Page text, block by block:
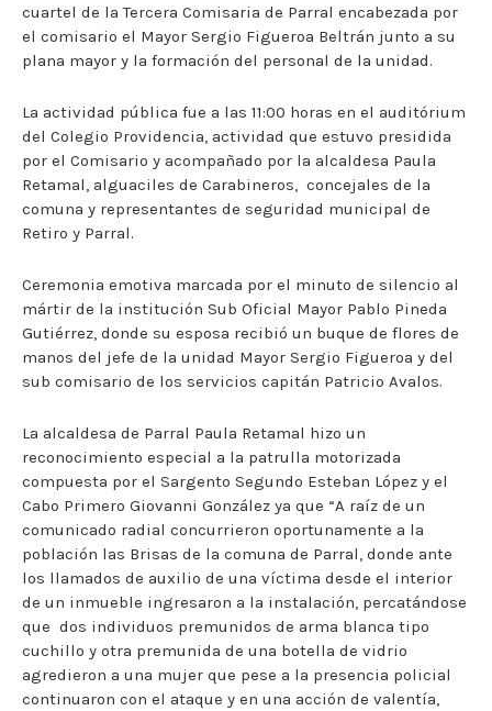
cuartel de la Tercera Comisaria de Parral encabezada por
el comisario el Mayor Sergio Figueroa Beltrán junto a su
plana mayor y la formación del personal de la unidad.
La actividad pública fue a las 11:00 horas en el auditórium
del Colegio Providencia, actividad que estuvo presidida
por el Comisario y acompañado por la alcaldesa Paula
Retamal, alguaciles de Carabineros, concejales de la
comuna y representantes de seguridad municipal de
Retiro y Parral.
Ceremonia emotiva marcada por el minuto de silencio al
mártir de la institución Sub Oficial Mayor Pablo Pineda
Gutiérrez, donde su esposa recibió un buque de flores de
manos del jefe de la unidad Mayor Sergio Figueroa y del
sub comisario de los servicios capitán Patricio Avalos.
La alcaldesa de Parral Paula Retamal hizo un
reconocimiento especial a la patrulla motorizada
compuesta por el Sargento Segundo Esteban López y el
Cabo Primero Giovanni González ya que “A raíz de un
comunicado radial concurrieron oportunamente a la
población las Brisas de la comuna de Parral, donde ante
los llamados de auxilio de una víctima desde el interior
de un inmueble ingresaron a la instalación, percatándose
que dos individuos premunidos de arma blanca tipo
cuchillo y otra premunida de una botella de vidrio
agredieron a una mujer que pese a la presencia policial
continuaron con el ataque y en una acción de valentía,